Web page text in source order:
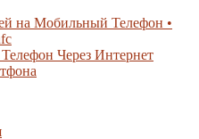
на Мобильный Телефон •
Через Интернет